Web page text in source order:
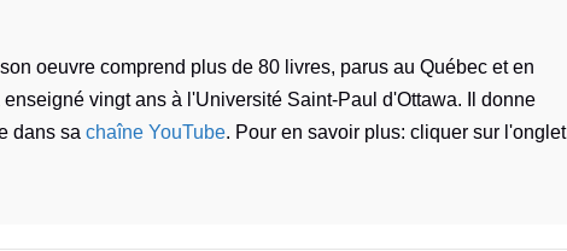
oeuvre comprend plus de 80 livres, parus au Québec et en
vingt ans à l'Université Saint-Paul d'Ottawa. Il donne
dans sa chaîne YouTube. Pour en savoir plus: cliquer sur l'onglet